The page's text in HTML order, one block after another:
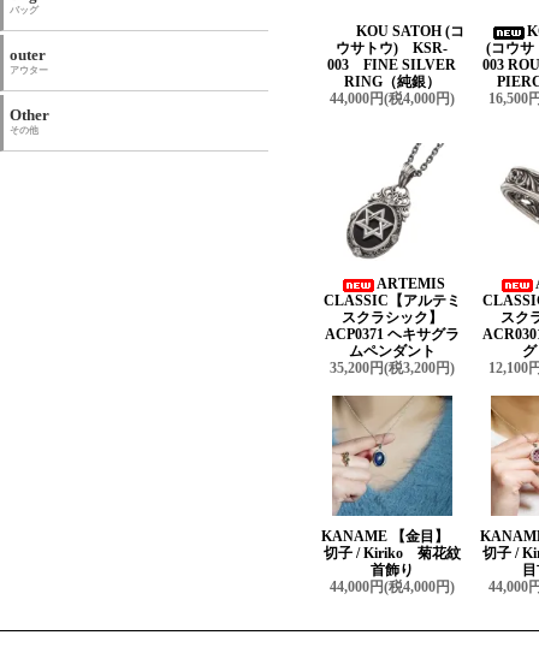
KOU SATOH (コ
ウサトウ) KSR-
003 FINE SILVER
RING（純銀）
44,000円(税4,000円)
(コウ
003
16,500
ARTEMIS
CLASSIC【アルテミ
スクラシック】
ACP0371 ヘキサグラ
ムペンダント
35,200円(税3,200円)
スク
12,100
KANAME 【金目】
切子 / Kiriko 菊花紋
首飾り
44,000円(税4,000円)
切子 /
44,000
バッグ
outer
アウター
Other
その他